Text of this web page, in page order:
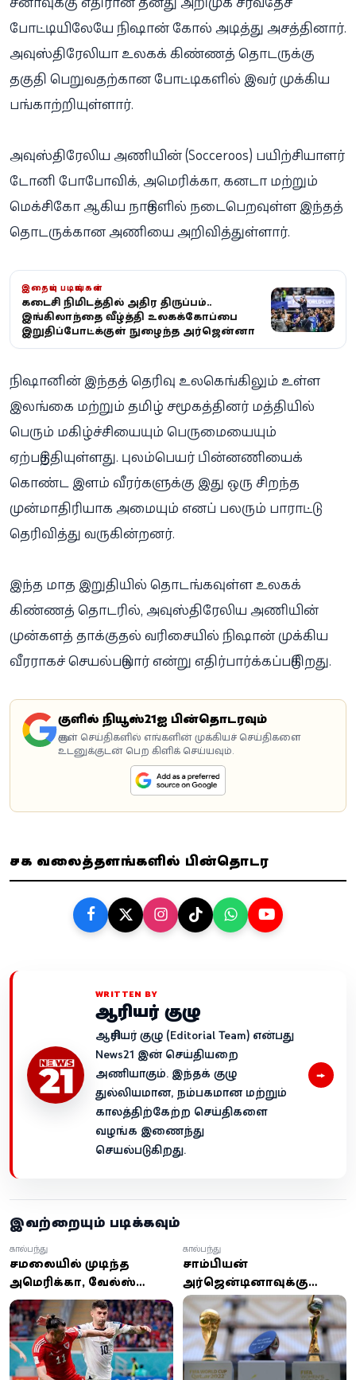
போட்டியிலேயே நிஷான் கோல் அடித்து அசத்தினார்.
அவுஸ்திரேலியா உலகக் கிண்ணத் தொடருக்கு
தகுதி பெறுவதற்கான போட்டிகளில் இவர் முக்கிய
பங்காற்றியுள்ளார்.
அவுஸ்திரேலிய அணியின் (Socceroos) பயிற்சியாளர்
டோனி போபோவிக், அமெரிக்கா, கனடா மற்றும்
மெக்சிகோ ஆகிய நாடுகளில் நடைபெறவுள்ள இந்தத்
தொடருக்கான அணியை அறிவித்துள்ளார்.
இதையும் படியுங்கள்
கடைசி நிமிடத்தில் அதிரடி திருப்பம்..
இங்கிலாந்தை வீழ்த்தி உலகக்கோப்பை
இறுதிப்போட்டிக்குள் நுழைந்த அர்ஜென்டினா
நிஷானின் இந்தத் தெரிவு உலகெங்கிலும் உள்ள
இலங்கை மற்றும் தமிழ் சமூகத்தினர் மத்தியில்
பெரும் மகிழ்ச்சியையும் பெருமையையும்
ஏற்படுத்தியுள்ளது. புலம்பெயர் பின்னணியைக்
கொண்ட இளம் வீரர்களுக்கு இது ஒரு சிறந்த
முன்மாதிரியாக அமையும் எனப் பலரும் பாராட்டு
தெரிவித்து வருகின்றனர்.
இந்த மாத இறுதியில் தொடங்கவுள்ள உலகக்
கிண்ணத் தொடரில், அவுஸ்திரேலிய அணியின்
முன்களத் தாக்குதல் வரிசையில் நிஷான் முக்கிய
வீரராகச் செயல்படுவார் என்று எதிர்பார்க்கப்படுகிறது.
கூகுளில் நியூஸ்21ஐ பின்தொடரவும்
கூகுள் செய்திகளில் எங்களின் முக்கியச் செய்திகளை
உடனுக்குடன் பெற கிளிக் செய்யவும்.
சமூக வலைத்தளங்களில் பின்தொடர
WRITTEN BY
ஆசிரியர் குழு
ஆசிரியர் குழு (Editorial Team) என்பது
News21 இன் செய்தியறை
அணியாகும். இந்தக் குழு
துல்லியமான, நம்பகமான மற்றும்
காலத்திற்கேற்ற செய்திகளை
வழங்க இணைந்து
செயல்படுகிறது.
→
இவற்றையும் படிக்கவும்
சமநிலையில் முடிந்த
அமெரிக்கா, வேல்ஸ்
இடையிலான போட்டி
கால்பந்து
சாம்பியன்
அர்ஜென்டினாவுக்கு
கிடைத்த பரிசு எவ்வளவு
தெரியுமா?
கால்பந்து